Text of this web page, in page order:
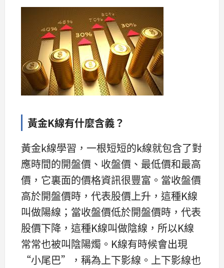
黃金K線有什麼含義？
黃金k線學習，一根短短的k線就包含了對
應時間的開盤價、收盤價、最低價和最高
價，它裏面的價格資訊很豐富。當收盤價
高於開盤價時，代表股價上升，這種K線
叫做陽線；當收盤價低於開盤價時，代表
股價下降，這種K線叫做陰線，所以K線
常常也被叫陰陽燭。K線有時候會出現
“小尾巴”，稱為上下影線。上下影線也